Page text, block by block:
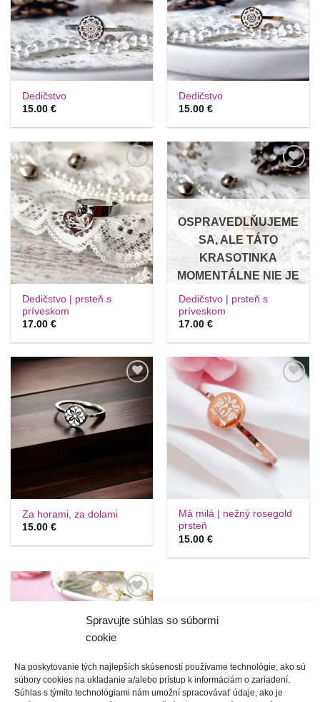
Spravujte súhlas so súbormi
cookie
Na poskytovanie tých najlepších skúseností používame technológie, ako sú
súbory cookies na ukladanie a/alebo prístup k informáciám o zariadení.
Súhlas s týmito technológiami nám umožní spracovávať údaje, ako je
Dedičstvo
15.00€
Dedičstvo
15.00€
Túto
krasotinku
si prosím
Dedičstvo | prsteň s
príveskom
17.00€
Túto
krasotinku
si prosím
OSPRAVEDLŇUJEME
SA, ALE TÁTO
KRASOTINKA
MOMENTÁLNE NIE JE
SKLADOM. INFORMUJTE
SA O DOBE VÝROBY A
DODANIA
PROSTREDNÍCTVOM E-
MAILU.
Dedičstvo | prsteň s
príveskom
17.00€
krasotinku
si prosím
Za horami, za dolami
15.00€
Má milá | nežný rosegold
prsteň
15.00€
krasotinku
si prosím